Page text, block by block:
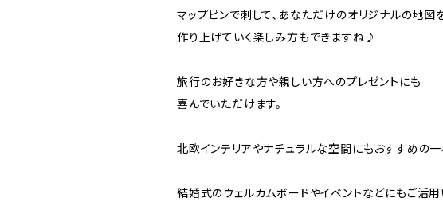
マップピンで刺して、あなただけのオリジナルの地図
作り上げていく楽しみ方もできますね♪
旅行のお好きな方や親しい方へのプレゼントにも
喜んでいただけます。
北欧インテリアやナチュラルな空間にもおすすめの一
結婚式のウェルカムボードやイベントなどにもご活